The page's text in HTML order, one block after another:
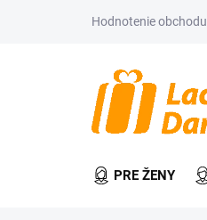
Hodnotenie obchodu
PRE ŽENY